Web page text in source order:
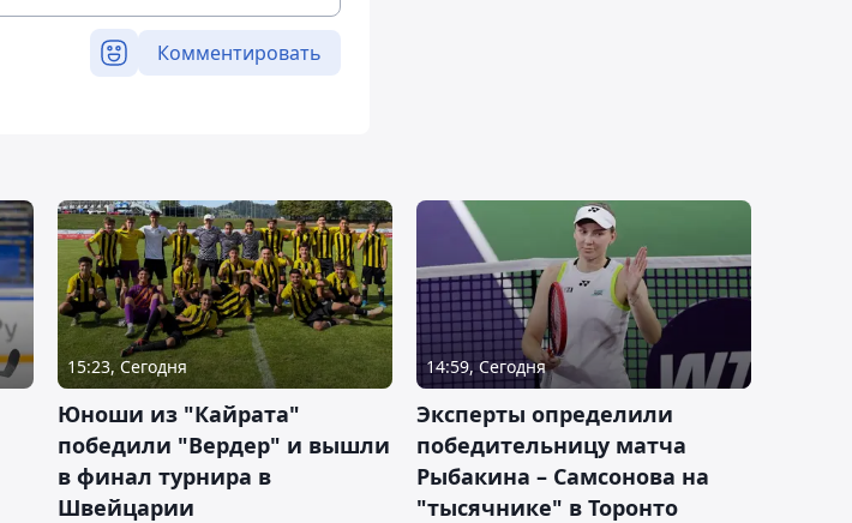
Комментировать
15:23, Сегодня
Юноши из "Кайрата"
победили "Вердер" и вышли
в финал турнира в
Швейцарии
14:59, Сегодня
Эксперты определили
победительницу матча
Рыбакина – Самсонова на
"тысячнике" в Торонто